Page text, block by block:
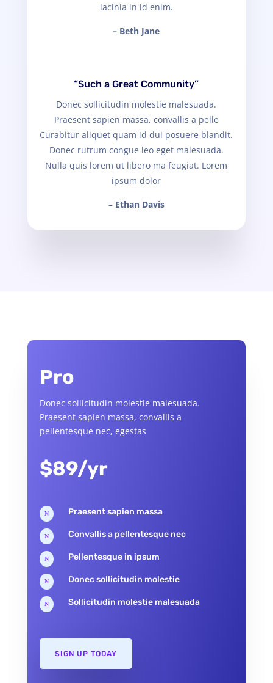
lacinia in id enim.
– Beth Jane
“Such a Great Community”
Donec sollicitudin molestie malesuada.
Praesent sapien massa, convallis a pelle
Curabitur aliquet quam id dui posuere blandit.
Donec rutrum congue leo eget malesuada.
Nulla quis lorem ut libero ma feugiat. Lorem
ipsum dolor
– Ethan Davis
Pro
Donec sollicitudin molestie malesuada.
Praesent sapien massa, convallis a
pellentesque nec, egestas
$89/yr
N Praesent sapien massa
N Convallis a pellentesque nec
N Pellentesque in ipsum
N Donec sollicitudin molestie
N Sollicitudin molestie malesuada
SIGN UP TODAY